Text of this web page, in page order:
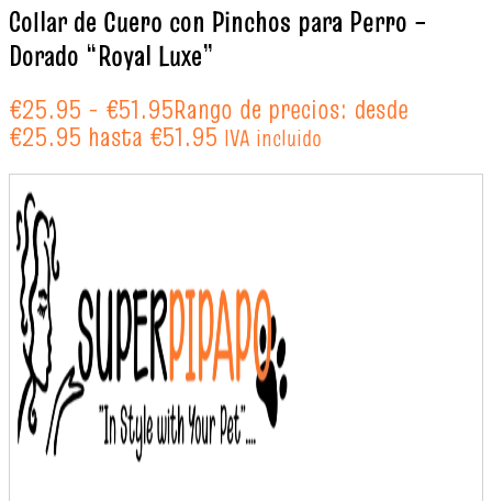
Collar de Cuero con Pinchos para Perro –
Dorado “Royal Luxe”
€25.95 - €51.95Rango de precios: desde
€25.95 hasta €51.95 IVA incluido